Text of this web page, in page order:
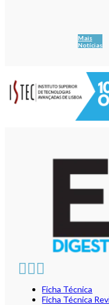
Mais
Notícias
Ficha Técnica
Ficha Técnica